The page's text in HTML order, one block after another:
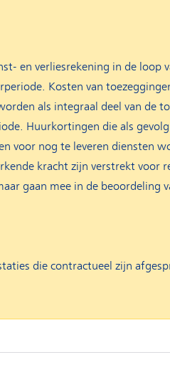
en verliesrekening in de loop
Kosten van
als integraal deel van de
Huurkortingen die als
voor nog te leveren diensten
kracht zijn verstrekt voor
gaan mee in de beoordeling
die contractueel zijn